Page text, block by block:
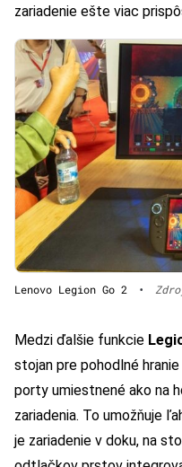
zariadenie ešte viac
Lenovo Legion Go 2 •
Medzi ďalšie funkcie
stojan pre pohodlné
porty umiestnené ako na
zariadenia. To umožňuje
je zariadenie v doku, na